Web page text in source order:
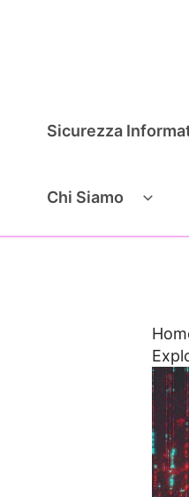
Sicurezza
Chi Siamo